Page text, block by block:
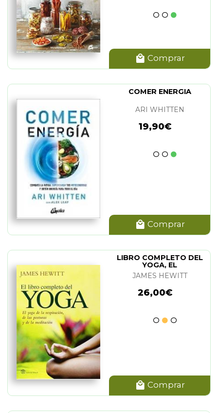
Comprar
COMER ENERGIA
ARI WHITTEN
19,90€
Comprar
LIBRO COMPLETO DEL
YOGA, EL
JAMES HEWITT
26,00€
Comprar